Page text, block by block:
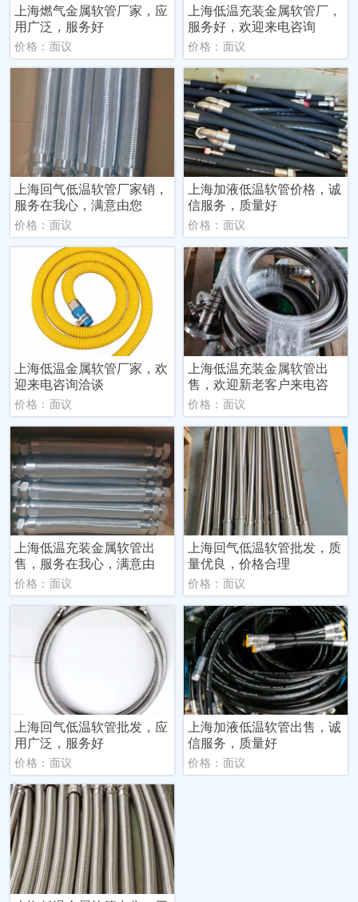
上海燃气金属软管厂家，应
用广泛，服务好
价格：面议
上海低温充装金属软管厂，
服务好，欢迎来电咨询
价格：面议
上海回气低温软管厂家销，
服务在我心，满意由您
价格：面议
上海加液低温软管价格，诚
信服务，质量好
价格：面议
上海低温金属软管厂家，欢
迎来电咨询洽谈
价格：面议
上海低温充装金属软管出
售，欢迎新老客户来电咨
价格：面议
上海低温充装金属软管出
售，服务在我心，满意由
价格：面议
上海回气低温软管批发，质
量优良，价格合理
价格：面议
上海回气低温软管批发，应
用广泛，服务好
价格：面议
上海加液低温软管出售，诚
信服务，质量好
价格：面议